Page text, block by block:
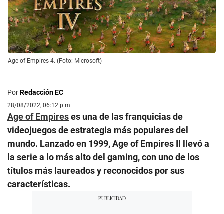
Age of Empires 4. (Foto: Microsoft)
PorRedacción EC
28/08/2022, 06:12 p.m.
Age of Empireses una de las franquicias de
videojuegos de estrategia más populares del
mundo. Lanzado en 1999, Age of Empires II llevó a
la serie a lo más alto del gaming, con uno de los
títulos más laureados y reconocidos por sus
características.